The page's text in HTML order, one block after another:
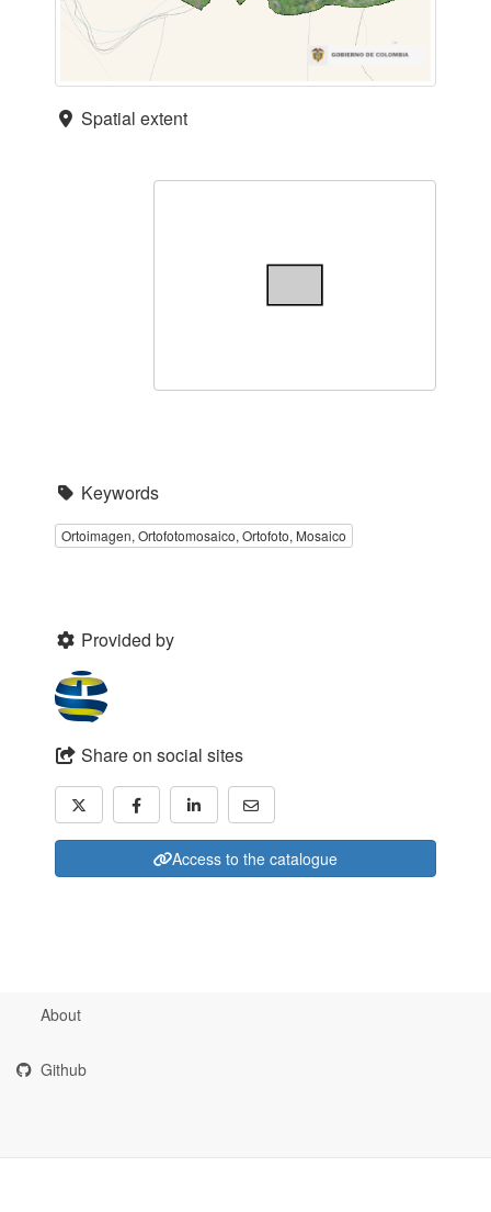
Spatial extent
Keywords
Ortoimagen, Ortofotomosaico, Ortofoto, Mosaico
Provided by
Share on social sites
Access to the catalogue
About
Github